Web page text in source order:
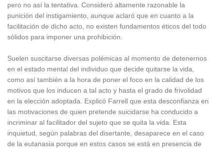
pero no así la tentativa. Consideró altamente razonable la
punición del instigamiento, aunque aclaró que en cuanto a la
facilitación de dicho acto, no existen fundamentos éticos del todo
sólidos para imponer una prohibición.
Suelen suscitarse diversas polémicas al momento de detenernos
en el estado mental del individuo que decide quitarse la vida,
como así también a la hora de poner el foco en la calidad de los
motivos que los inducen a tal acto y hasta el grado de frivolidad
en la elección adoptada. Explicó Farrell que esta desconfianza en
las motivaciones de quien pretende suicidarse ha conducido a
incriminar al facilitador del sujeto que se quita la vida. Esta
inquietud, según palabras del disertante, desaparece en el caso
de la eutanasia porque en estos casos se está en presencia de